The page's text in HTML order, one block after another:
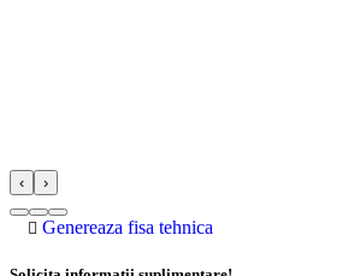
‹ ›
Genereaza fisa tehnica